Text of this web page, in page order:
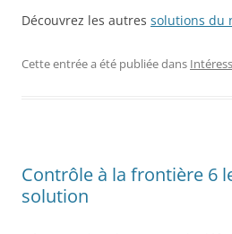
Découvrez les autres solutions du
Cette entrée a été publiée dans
Contrôle à la frontière 6
solution